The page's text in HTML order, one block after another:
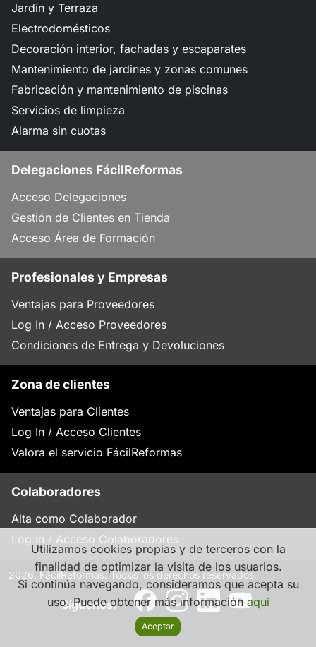
Utilizamos cookies propias y de terceros con la
finalidad de optimizar la visita de los usuarios.
Si continúa navegando, consideramos que acepta su
uso. Puede obtener más información aquí
Aceptar
Jardín y Terraza
Electrodomésticos
Decoración interior, fachadas y escaparates
Mantenimiento de jardines y zonas comunes
Fabricación y mantenimiento de piscinas
Servicios de limpieza
Alarma sin cuotas
Delegaciones FácilReformas
Acceso Delegaciones
Gestión de Clientes en Tienda
Acceso Área de Formación
Profesionales y Empresas
Ventajas para Proveedores
Log In / Acceso Proveedores
Condiciones de Entrega y Devoluciones
Zona de clientes
Ventajas para Clientes
Log In / Acceso Clientes
Valora el servicio FácilReformas
Colaboradores
Alta como Colaborador
Log In / Acceso Colaboradores
2026. FácilReformas. Todos los derechos reservados.
Síguenos: